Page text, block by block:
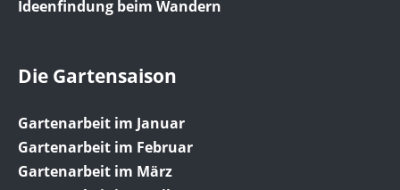
Ideenfindung beim Wandern
Die Gartensaison
Gartenarbeit im Januar
Gartenarbeit im Februar
Gartenarbeit im März